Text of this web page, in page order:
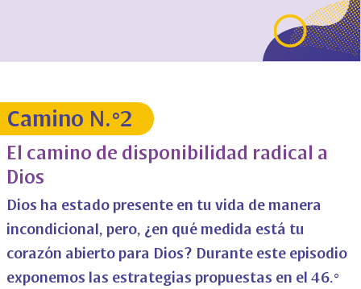
Camino N.°2
El camino de disponibilidad radical a
Dios
Dios ha estado presente en tu vida de manera
incondicional, pero, ¿en qué medida está tu
corazón abierto para Dios? Durante este episodio
exponemos las estrategias propuestas en el 46.°